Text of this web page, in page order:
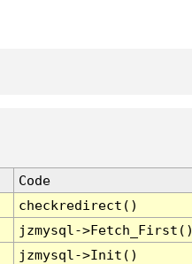
Code
checkredirect()
jzmysql-
jzmysql->Init()